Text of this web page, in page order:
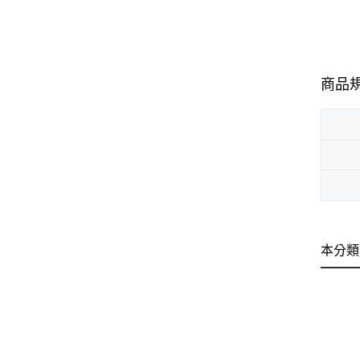
商品
本分